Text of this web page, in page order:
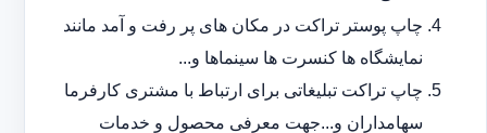
چاپ پوستر تراکت در مکان های پر رفت و آمد مانند
نمایشگاه ها کنسرت ها سینماها و...
چاپ تراکت تبلیغاتی برای ارتباط با مشتری کارفرما
سهامداران و...جهت معرفی محصول و خدمات